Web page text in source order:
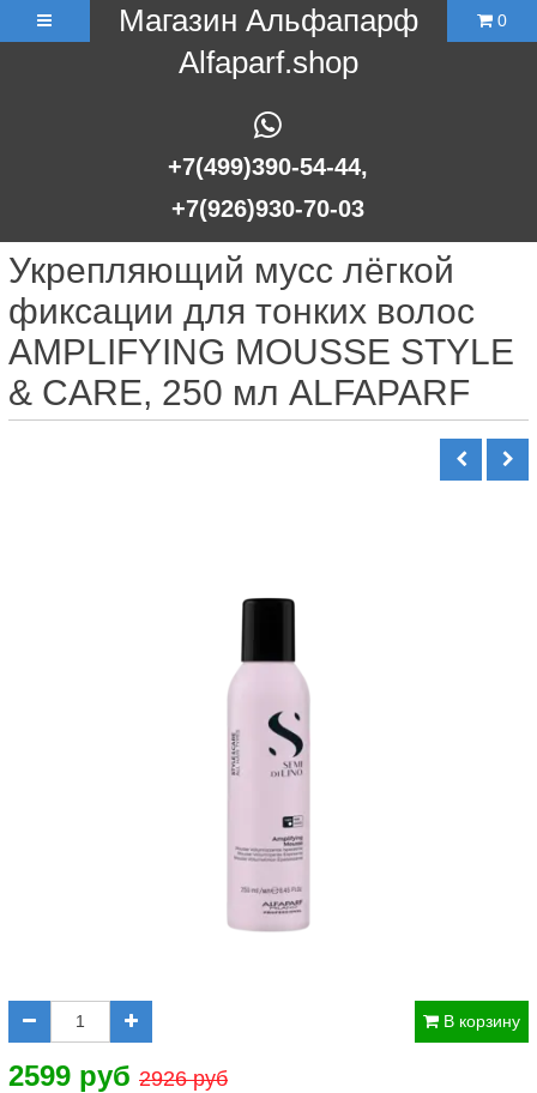
Магазин Альфапарф
Alfaparf.shop
+7(499)390-54-44,
+7(926)930-70-03
0
Укрепляющий мусс лёгкой
фиксации для тонких волос
AMPLIFYING MOUSSE STYLE
& CARE, 250 мл ALFAPARF
В корзину
2599 руб 2926 руб